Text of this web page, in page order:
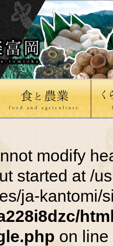
modify
started at /
ja-kantomi/
on line